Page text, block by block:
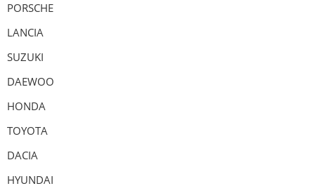
PORSCHE
LANCIA
SUZUKI
DAEWOO
HONDA
TOYOTA
DACIA
HYUNDAI